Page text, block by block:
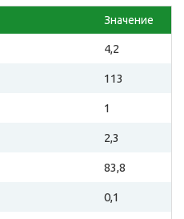
Значение
4,2
113
1
2,3
83,8
0,1